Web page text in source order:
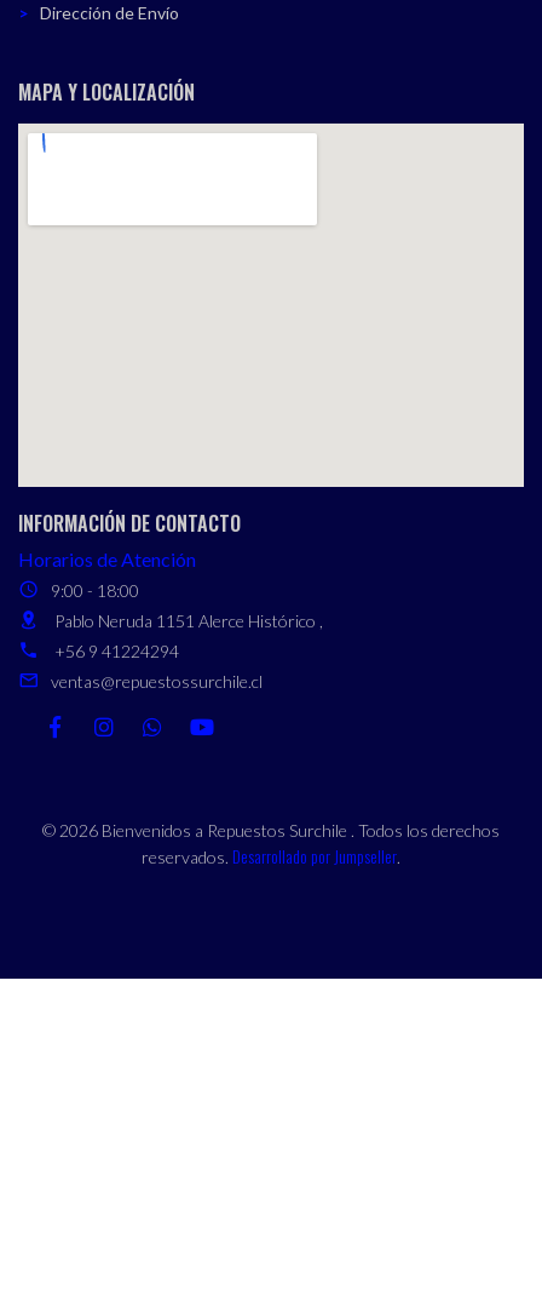
Dirección de Envío
MAPA Y LOCALIZACIÓN
INFORMACIÓN DE CONTACTO
Horarios de Atención
9:00 - 18:00
Pablo Neruda 1151 Alerce Histórico ,
+56 9 41224294
ventas@repuestossurchile.cl
© 2026 Bienvenidos a Repuestos Surchile . Todos los derechos
reservados. Desarrollado por Jumpseller.